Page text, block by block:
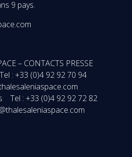
9 pays.
– CONTACTS PRESSE
: +33 (0)4 92 92 70 94
Tel : +33 (0)4 92 92 72 82